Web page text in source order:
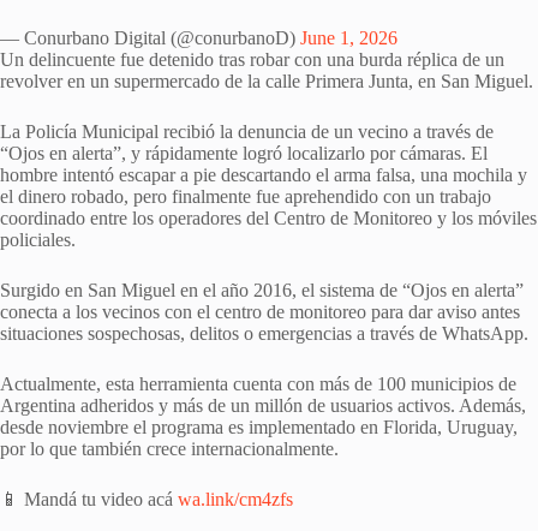
— Conurbano Digital (@conurbanoD) June 1, 2026
Un delincuente fue detenido tras robar con una burda réplica de un
revolver en un supermercado de la calle Primera Junta, en San Miguel.
La Policía Municipal recibió la denuncia de un vecino a través de
“Ojos en alerta”, y rápidamente logró localizarlo por cámaras. El
hombre intentó escapar a pie descartando el arma falsa, una mochila y
el dinero robado, pero finalmente fue aprehendido con un trabajo
coordinado entre los operadores del Centro de Monitoreo y los móviles
policiales.
Surgido en San Miguel en el año 2016, el sistema de “Ojos en alerta”
conecta a los vecinos con el centro de monitoreo para dar aviso antes
situaciones sospechosas, delitos o emergencias a través de WhatsApp.
Actualmente, esta herramienta cuenta con más de 100 municipios de
Argentina adheridos y más de un millón de usuarios activos. Además,
desde noviembre el programa es implementado en Florida, Uruguay,
por lo que también crece internacionalmente.
📱 Mandá tu video acá wa.link/cm4zfs